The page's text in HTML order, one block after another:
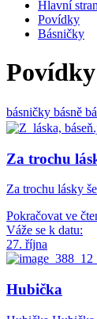
Hlavní
Povídky
Básničky
básničky básně
Za trochu
Za trochu lásky
Pokračovat ve
Váže se k datu:
27. října
Hubička